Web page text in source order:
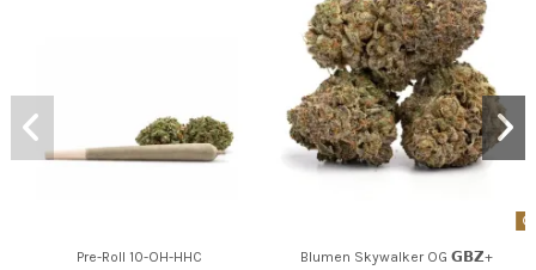
Pre-Roll 10-OH-HHC
Blumen Skywalker OG 𝗚𝗕𝗭+